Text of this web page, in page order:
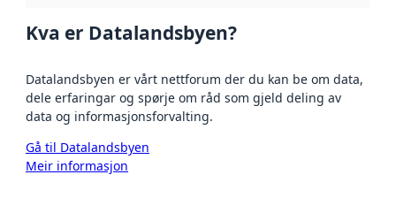
Kva er Datalandsbyen?
Datalandsbyen er vårt nettforum der du kan be om data,
dele erfaringar og spørje om råd som gjeld deling av
data og informasjonsforvalting.
Gå til Datalandsbyen
Meir informasjon